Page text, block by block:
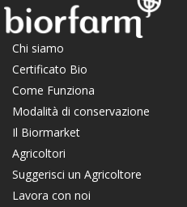
Chi siamo
Certificato Bio
Come Funziona
Modalità di conservazione
Il Biormarket
Agricoltori
Suggerisci un Agricoltore
Lavora con noi